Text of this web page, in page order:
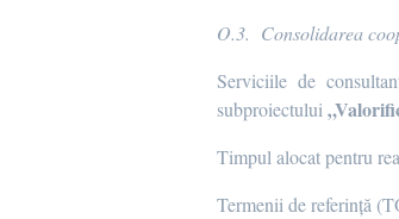
O.3. Consolidarea
Serviciile de
subproiectului
Timpul alocat pentru
Termenii de referință